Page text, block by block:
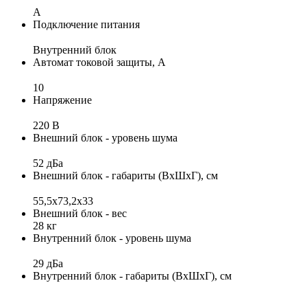
A
Подключение питания
Внутренний блок
Автомат токовой защиты, А
10
Напряжение
220 В
Внешний блок - уровень шума
52 дБа
Внешний блок - габариты (ВхШхГ), см
55,5x73,2x33
Внешний блок - вес
28 кг
Внутренний блок - уровень шума
29 дБа
Внутренний блок - габариты (ВхШхГ), см